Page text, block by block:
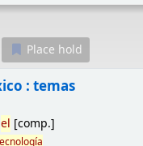
Place hold
: temas
el [comp.]